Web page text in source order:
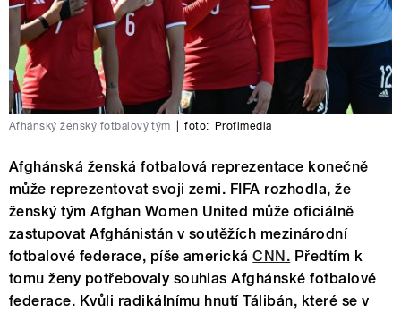
Afhánský ženský fotbalový tým foto: Profimedia
Afghánská ženská fotbalová reprezentace konečně
může reprezentovat svoji zemi. FIFA rozhodla, že
ženský tým Afghan Women United může oficiálně
zastupovat Afghánistán v soutěžích mezinárodní
fotbalové federace, píše americkáCNN. Předtím k
tomu ženy potřebovaly souhlas Afghánské fotbalové
federace. Kvůli radikálnímu hnutí Tálibán, které se v